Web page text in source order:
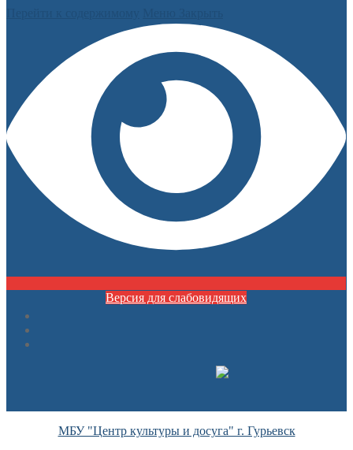
Версия для слабовидящих
МБУ "Центр культуры и досуга" г. Гурьевск